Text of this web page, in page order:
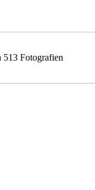
Fotografien